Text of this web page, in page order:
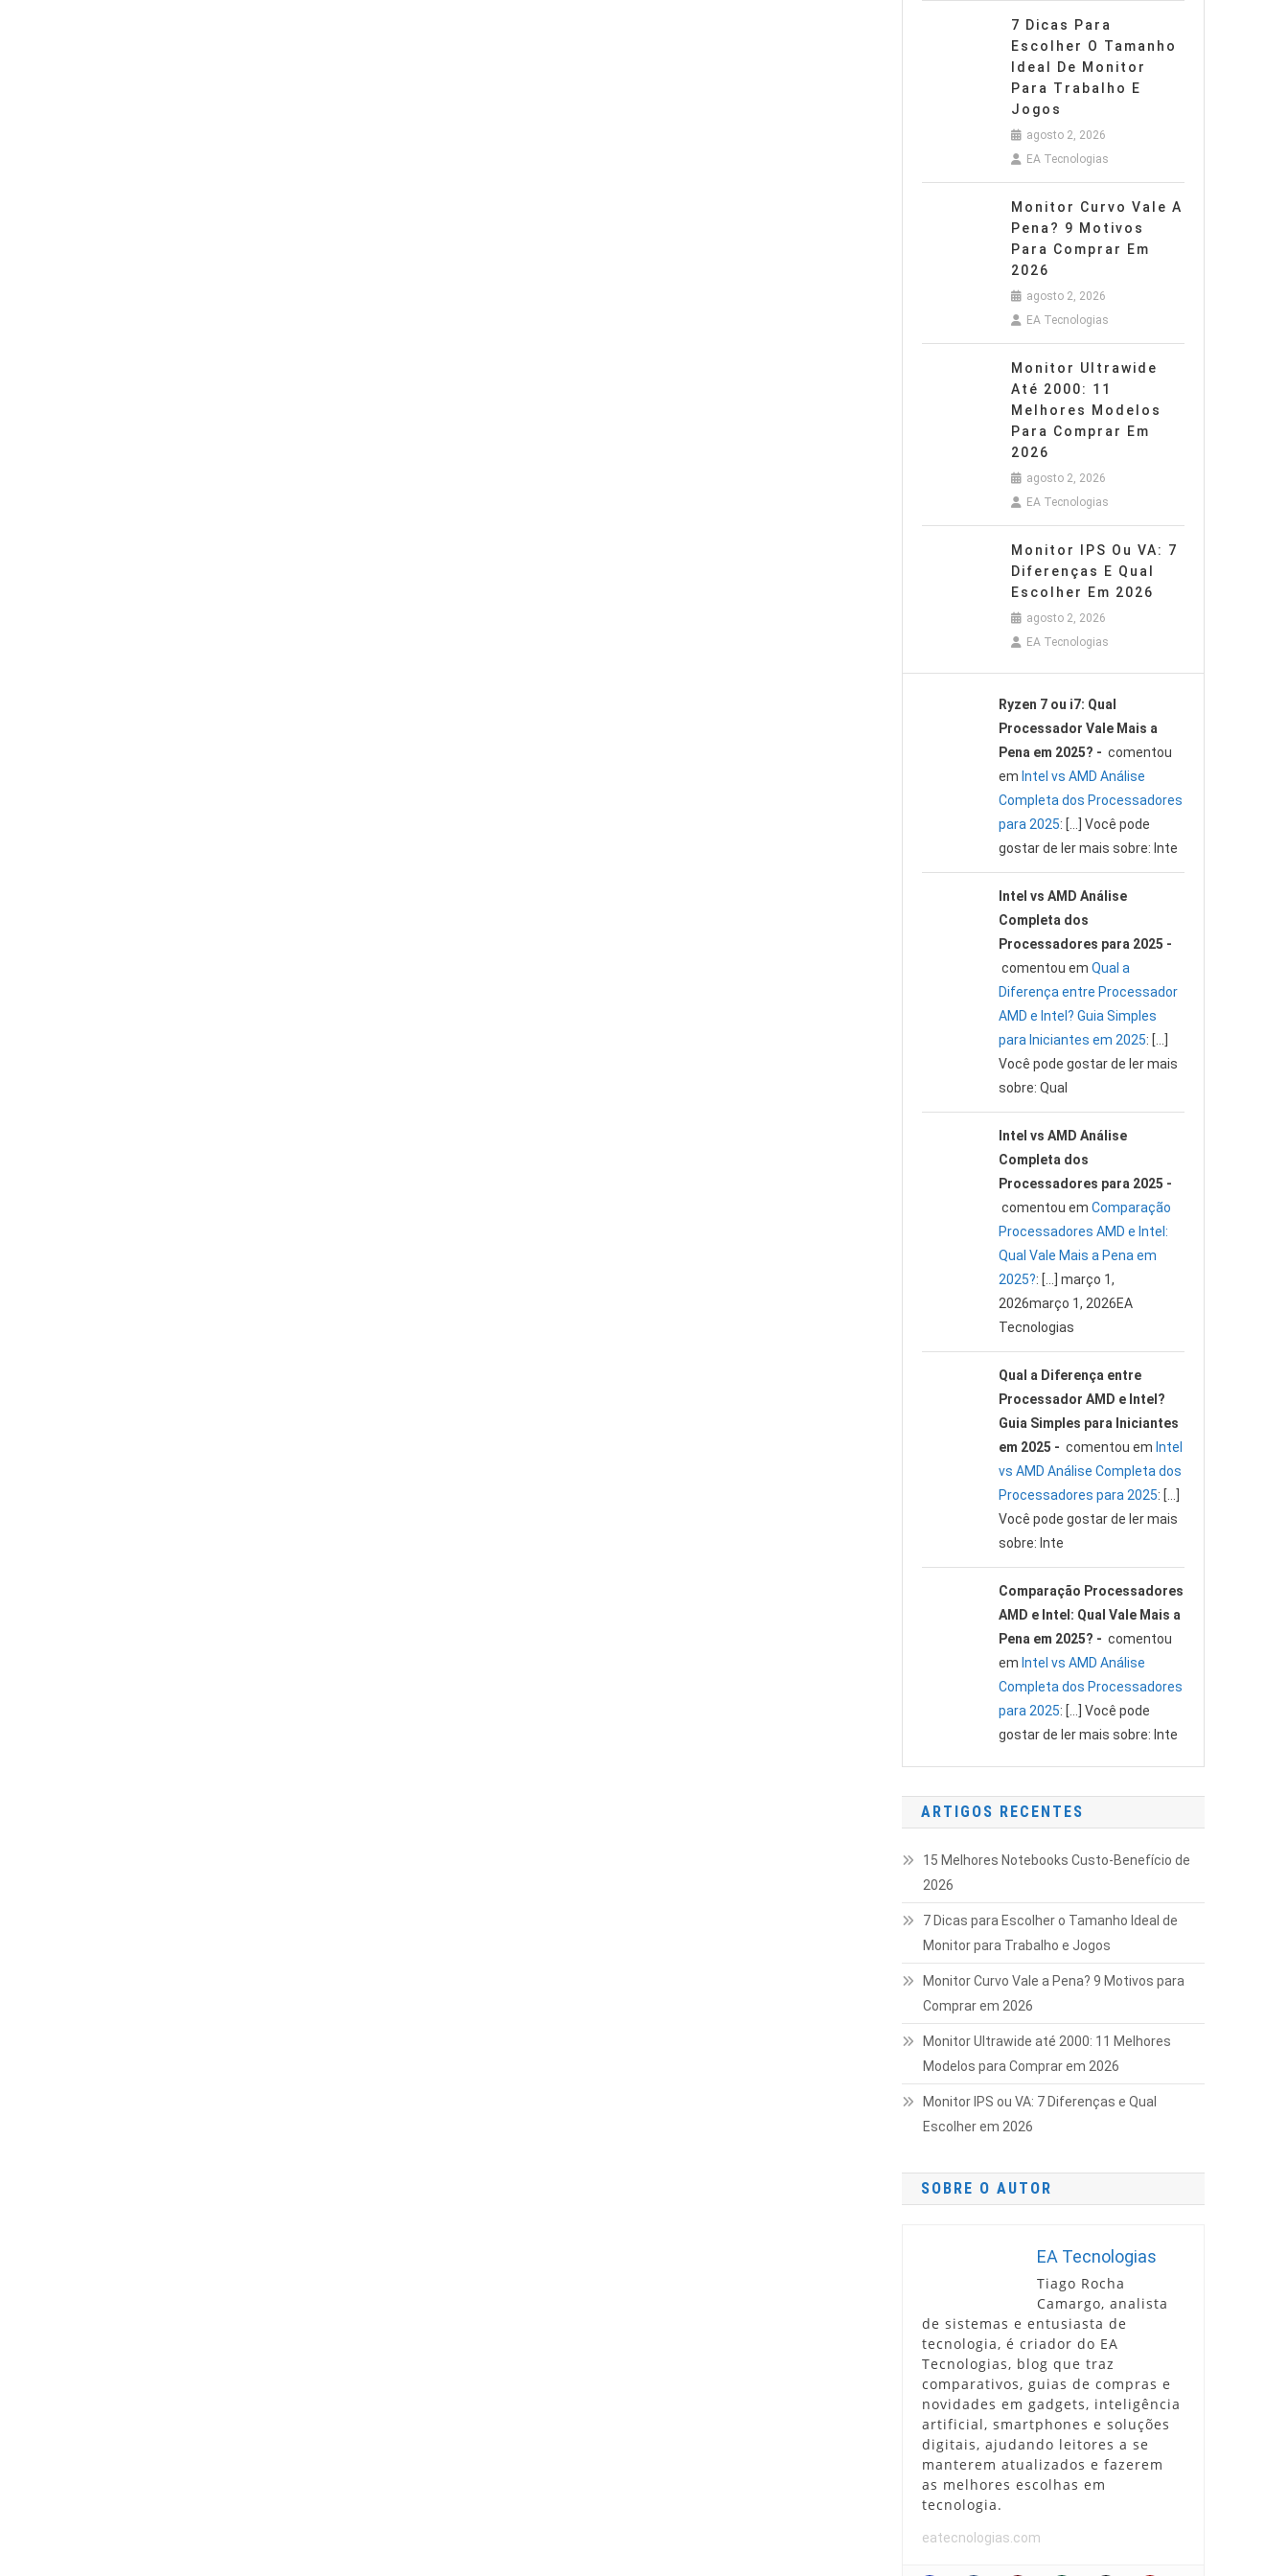
7 Dicas Para
Escolher O Tamanho
Ideal De Monitor
Para Trabalho E
Jogos
agosto 2, 2026
EA Tecnologias
Monitor Curvo Vale A
Pena? 9 Motivos
Para Comprar Em
2026
agosto 2, 2026
EA Tecnologias
Monitor Ultrawide
Até 2000: 11
Melhores Modelos
Para Comprar Em
2026
agosto 2, 2026
EA Tecnologias
Monitor IPS Ou VA: 7
Diferenças E Qual
Escolher Em 2026
agosto 2, 2026
EA Tecnologias
Ryzen 7 ou i7: Qual
Processador Vale Mais a
Pena em 2025? - comentou
em Intel vs AMD Análise
Completa dos Processadores
para 2025: […] Você pode
gostar de ler mais sobre: Inte
Intel vs AMD Análise
Completa dos
Processadores para 2025 -
comentou em Qual a
Diferença entre Processador
AMD e Intel? Guia Simples
para Iniciantes em 2025: […]
Você pode gostar de ler mais
sobre: Qual
Intel vs AMD Análise
Completa dos
Processadores para 2025 -
comentou em Comparação
Processadores AMD e Intel:
Qual Vale Mais a Pena em
2025?: […] março 1,
2026março 1, 2026EA
Tecnologias
Qual a Diferença entre
Processador AMD e Intel?
Guia Simples para Iniciantes
em 2025 - comentou em Intel
vs AMD Análise Completa dos
Processadores para 2025: […]
Você pode gostar de ler mais
sobre: Inte
Comparação Processadores
AMD e Intel: Qual Vale Mais a
Pena em 2025? - comentou
em Intel vs AMD Análise
Completa dos Processadores
para 2025: […] Você pode
gostar de ler mais sobre: Inte
ARTIGOS RECENTES
15 Melhores Notebooks Custo-Benefício de
2026
7 Dicas para Escolher o Tamanho Ideal de
Monitor para Trabalho e Jogos
Monitor Curvo Vale a Pena? 9 Motivos para
Comprar em 2026
Monitor Ultrawide até 2000: 11 Melhores
Modelos para Comprar em 2026
Monitor IPS ou VA: 7 Diferenças e Qual
Escolher em 2026
SOBRE O AUTOR
EA Tecnologias
Tiago Rocha
Camargo, analista
de sistemas e entusiasta de
tecnologia, é criador do EA
Tecnologias, blog que traz
comparativos, guias de compras e
novidades em gadgets, inteligência
artificial, smartphones e soluções
digitais, ajudando leitores a se
manterem atualizados e fazerem
as melhores escolhas em
tecnologia.
eatecnologias.com